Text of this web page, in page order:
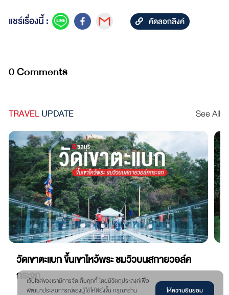
แชร์เรื่องนี้ : คัดลอกลิงค์
0 Comments
TRAVELUPDATE See All
วัดเขาตะแบก ขึ้นเขาไหว้พระ ชมวิวบนสกายวอล์ค
กระจก
เว๊บไซต์ของเรามีการจัดเก็บคุกกี้ โดยมีวัตถุประสงค์เพื่อ
พัฒนาประสบการณ์ของผู้ใช้ให้ดียิ่งขึ้น กรุณาอ่าน
ให้ความยินยอม